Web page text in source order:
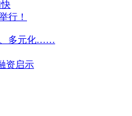
行！
、多元化……
资启示